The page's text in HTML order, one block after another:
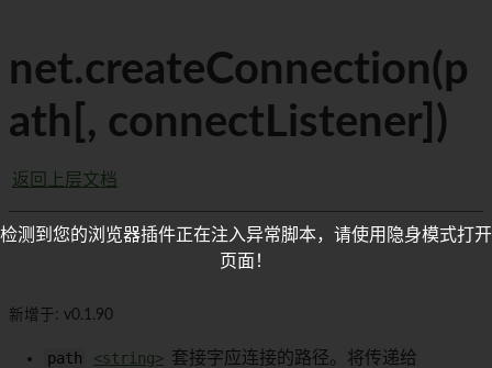
net.createConnection(p
ath[, connectListener])
返回上层文档
新增于: v0.1.90
path <string> 套接字应连接的路径。将传递给
检测到您的浏览器插件正在注入异常脚本，请使用隐身模式打开
页面！